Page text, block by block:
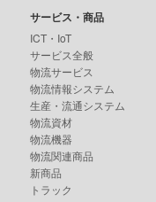
サービス・商品
ICT・IoT
サービス全般
物流サービス
物流情報システム
生産・流通システム
物流資材
物流機器
物流関連商品
新商品
トラック